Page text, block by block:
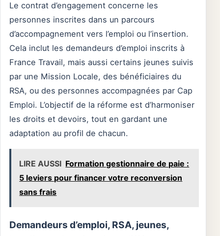
Le contrat d’engagement concerne les
personnes inscrites dans un parcours
d’accompagnement vers l’emploi ou l’insertion.
Cela inclut les demandeurs d’emploi inscrits à
France Travail, mais aussi certains jeunes suivis
par une Mission Locale, des bénéficiaires du
RSA, ou des personnes accompagnées par Cap
Emploi. L’objectif de la réforme est d’harmoniser
les droits et devoirs, tout en gardant une
adaptation au profil de chacun.
LIRE AUSSI Formation gestionnaire de paie :
5 leviers pour financer votre reconversion
sans frais
Demandeurs d’emploi, RSA, jeunes,